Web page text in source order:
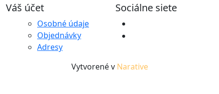
Váš účet
Osobné údaje
Objednávky
Adresy
Sociálne siete
Vytvorené v Narative